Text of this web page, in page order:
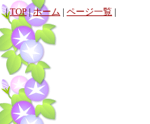
|TOP|ホーム | ページ一覧 |